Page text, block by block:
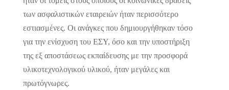
των ασφαλιστικών εταιρειών ήταν περισσότερο
εστιασμένες. Οι ανάγκες που δημιουργήθηκαν τόσο
για την ενίσχυση του ΕΣΥ, όσο και την υποστήριξη
της εξ αποστάσεως εκπαίδευσης με την προσφορά
υλικοτεχνολογικού υλικού, ήταν μεγάλες και
πρωτόγνωρες.